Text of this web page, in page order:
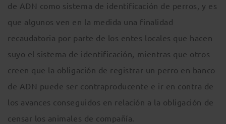
de ADN como sistema de identificación de perros, y es
que algunos ven en la medida una finalidad
recaudatoria por parte de los entes locales que hacen
suyo el sistema de identificación, mientras que otros
creen que la obligación de registrar un perro en banco
de ADN puede ser contraproducente e ir en contra de
los avances conseguidos en relación a la obligación de
censar los animales de compañía.